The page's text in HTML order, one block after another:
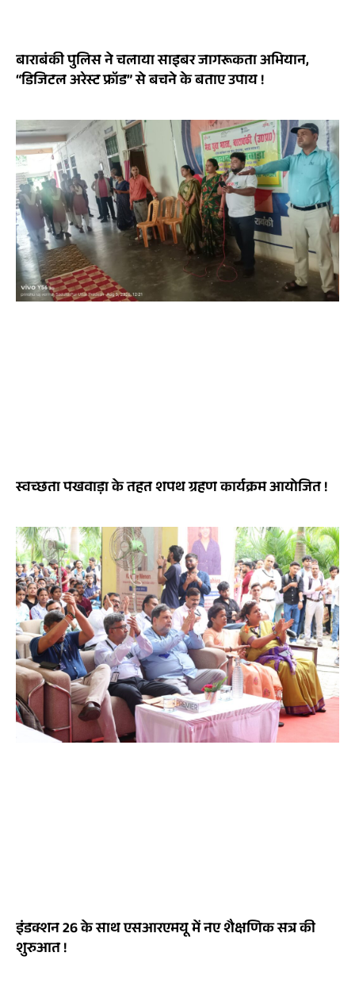
बाराबंकी पुलिस ने चलाया साइबर जागरूकता अभियान,
“डिजिटल अरेस्ट फ्रॉड” से बचने के बताए उपाय !
स्वच्छता पखवाड़ा के तहत शपथ ग्रहण कार्यक्रम आयोजित !
इंडक्शन 26 के साथ एसआरएमयू में नए शैक्षणिक सत्र की
शुरुआत !